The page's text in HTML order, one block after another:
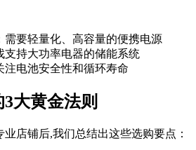
需要轻量化、高容量的便携电源
支持大功率电器的储能系统
注电池安全性和循环寿命
大黄金法则
店铺后,我们总结出这些选购要点：